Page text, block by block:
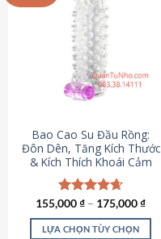
biến
thể.
Các
tùy
chọn
có
chọn
trên
trang
sản
phẩm
Bao Cao Su Đầu Rồng:
Đôn Dên, Tăng Kích Thước
& Kích Thích Khoái Cảm
Được xếp
hạng4.69
5 sao
155,000₫ – 175,000₫
LỰA CHỌN TÙY CHỌN